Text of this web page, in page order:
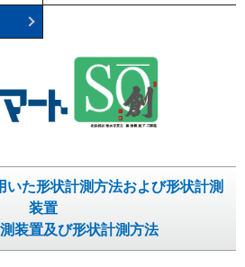
いた形状計測方法および形状計測
装置
装置及び形状計測方法